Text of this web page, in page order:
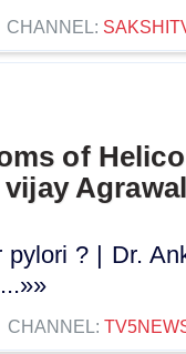
CHANNEL:
of
? | Dr.
CHANNEL: